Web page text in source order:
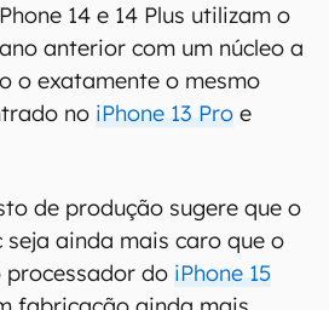
14 e 14 Plus utilizam o
anterior com um núcleo a
o exatamente o mesmo
no iPhone 13 Pro e
de produção sugere que o
seja ainda mais caro que o
processador do iPhone 15